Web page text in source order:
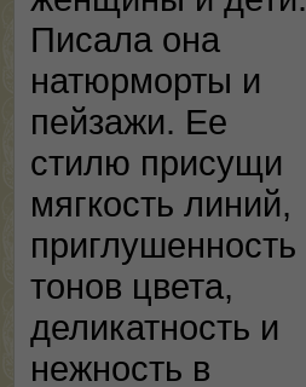
Писала она
натюрморты и
пейзажи. Ее
стилю присущи
мягкость линий,
приглушенность
тонов цвета,
деликатность и
нежность в